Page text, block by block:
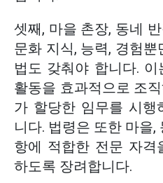
셋째, 마을 촌장, 동네
문화 지식, 능력, 경험
법도 갖춰야 합니다.
활동을 효과적으로 조
가 할당한 임무를 시행
니다. 법령은 또한 마을
항에 적합한 전문 자격
하도록 장려합니다.